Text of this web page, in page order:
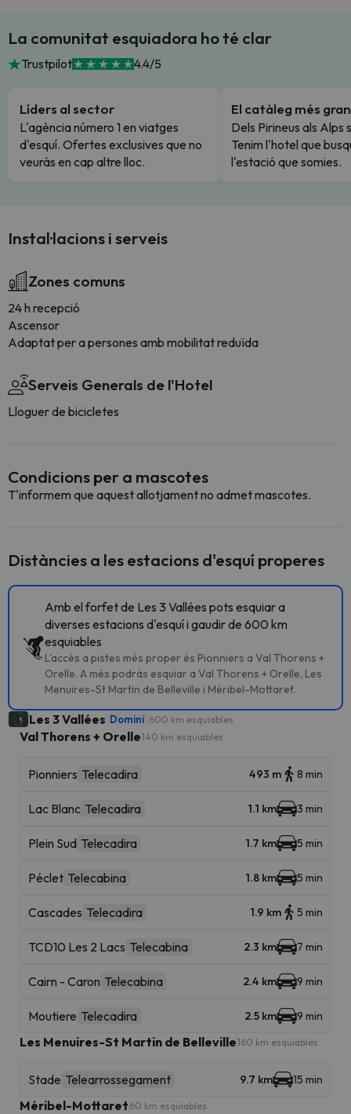
La comunitat esquiadora ho té clar
Trustpilot 4.4/5
Líders al sector
L'agència número 1 en viatges
d'esquí. Ofertes exclusives que no
veuràs en cap altre lloc.
El catàleg més gran
Dels Pirineus als Alps
Tenim l'hotel que
l'estació que somies.
Instal·lacions i serveis
Zones comuns
24 h recepció
Ascensor
Adaptat per a persones amb mobilitat reduïda
Serveis Generals de l'Hotel
Lloguer de bicicletes
Condicions per a mascotes
T'informem que aquest allotjament no admet mascotes.
Distàncies a les estacions d'esquí properes
Amb el forfet de Les 3 Vallées pots esquiar a
diverses estacions d'esquí i gaudir de 600 km
esquiables
L'accés a pistes més proper és Pionniers a Val Thorens +
Orelle. A més podràs esquiar a Val Thorens + Orelle, Les
Menuires-St Martin de Belleville i Méribel-Mottaret.
Les 3 Vallées Domini 600 km esquiables
Val Thorens + Orelle140 km esquiables
Pionniers Telecadira 493 m 8 min
Lac Blanc Telecadira 1.1 km 3 min
Plein Sud Telecadira 1.7 km 5 min
Péclet Telecabina 1.8 km 5 min
Cascades Telecadira 1.9 km 5 min
TCD10 Les 2 Lacs Telecabina 2.3 km 7 min
Cairn - Caron Telecabina 2.4 km 9 min
Moutiere Telecadira 2.5 km 9 min
Les Menuires-St Martin de Belleville160 km esquiables
Stade Telearrossegament 9.7 km 15 min
Méribel-Mottaret 60 km esquiables